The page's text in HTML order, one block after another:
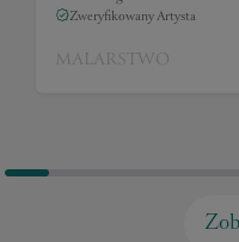
Zweryfikowany Artysta
MALARSTWO